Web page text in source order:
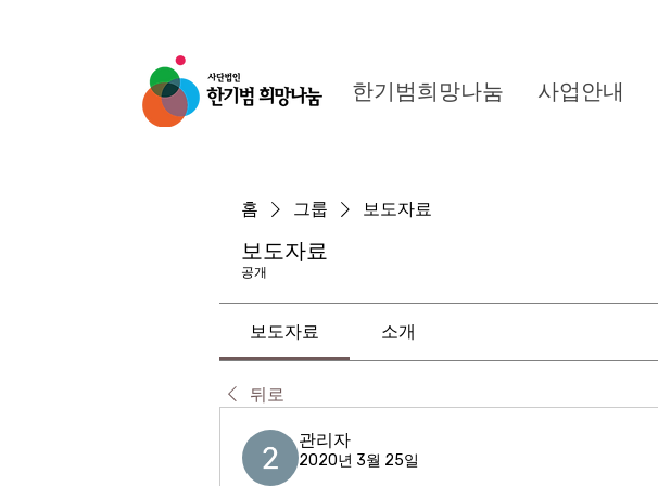
한기범희망나눔 사업안내
홈 그룹 보도자료
보도자료
공개
보도자료 소개
뒤로
관리자
2020년 3월 25일